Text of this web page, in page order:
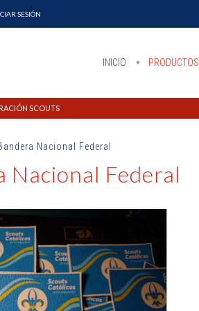
SESIÓN
INICIO PRODUCTOS
SCOUTS
Nacional Federal
Nacional Federal